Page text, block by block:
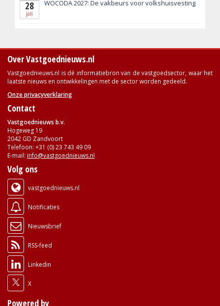
28
jan
WOCODA 2027: De vakbeurs voor volkshuisvesting
Over Vastgoednieuws.nl
Vastgoednieuws.nl is dé informatiebron van de vastgoedsector, waar het
laatste nieuws en ontwikkelingen met de sector worden gedeeld.
Onze privacyverklaring
Contact
Vastgoednieuws b.v.
Hogeweg 19
2042 GD Zandvoort
Telefoon: +31 (0) 23 743 49 09
E-mail: info@vastgoednieuws.nl
Volg ons
vastgoednieuws.nl
Notificaties
Nieuwsbrief
RSS-feed
Linkedin
X
Powered by